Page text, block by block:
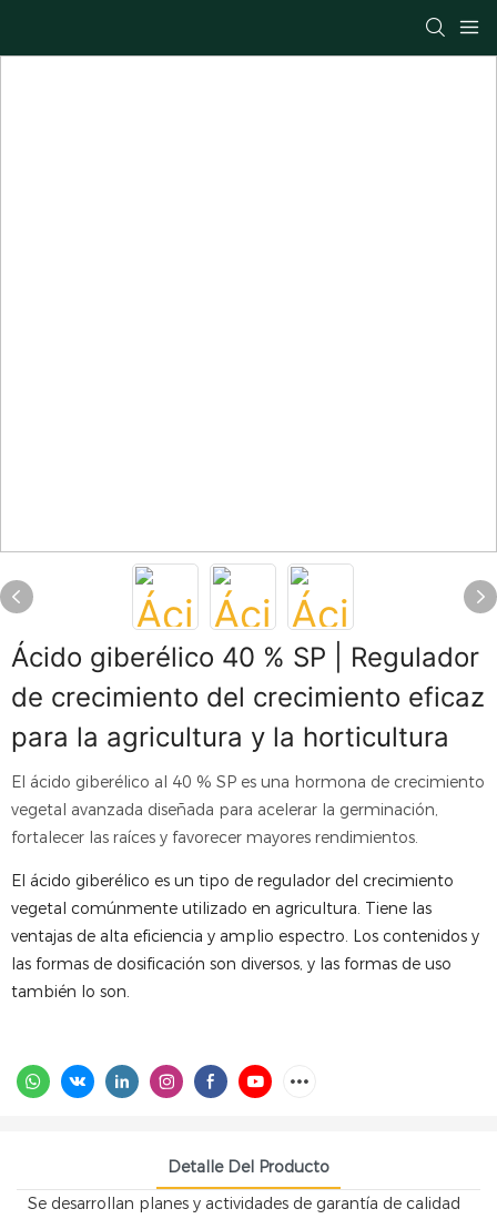
Ácido giberélico 40 % SP | Regulador
de crecimiento del crecimiento eficaz
para la agricultura y la horticultura
El ácido giberélico al 40 % SP es una hormona de crecimiento
vegetal avanzada diseñada para acelerar la germinación,
fortalecer las raíces y favorecer mayores rendimientos.
El ácido giberélico es un tipo de regulador del crecimiento
vegetal comúnmente utilizado en agricultura. Tiene las
ventajas de alta eficiencia y amplio espectro. Los contenidos y
las formas de dosificación son diversos, y las formas de uso
también lo son.
Detalle Del Producto
Se desarrollan planes y actividades de garantía de calidad